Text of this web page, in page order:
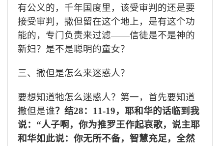
有公义的，千年国度里，该受审判的还是要
接受审判，撒但留在这个地上，是有这个功
能的，专门负责来过滤——信徒是不是神的
新妇？是不是聪明的童女？
三、撒但是怎么来迷惑人？
要想知道牠怎么迷惑人？第一，首先要知道
撒但是谁？结28： 11-19，耶和华的话临到我
说：“人子啊，你为推罗王作起哀歌，说主耶
和华如此说：你无所不备，智慧充足，全然